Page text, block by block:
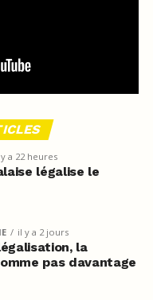
a 22 heures
légalise le
il y a 2 jours
la
pas davantage